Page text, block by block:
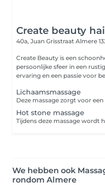
Create beauty
40a, Juan Grisstraat Almere
Create Beauty is een
persoonlijke sfeer in een
ervaring en een passie voor
Lichaamsmassage
Hot stone massage
We hebben ook
rondom Almere